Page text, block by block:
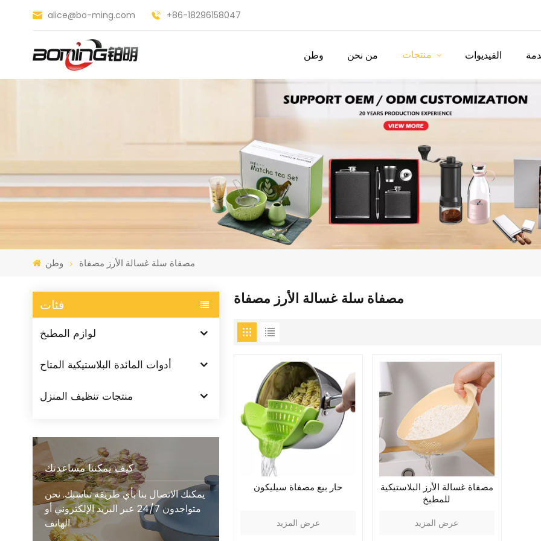
alice@bo-ming.com +86-18296158047
وطن من نحن الفيديوات
وطن مصفاة سلة غسالة الأرز مصفاة
فئات
لوازم المطبخ
أدوات المائدة البلاستيكية المتاح
منتجات تنظيف المنزل
كيف يمكننا مساعدتك
يمكنك الاتصال بنا بأي طريقة تناسبك. نحن
متواجدون 24/7 عبر البريد الإلكتروني أو
الهاتف.
مصفاة سلة غسالة الأرز مصفاة
حار بيع مصفاة سيليكون
عرض المزيد
مصفاة غسالة الأرز البلاستيكية
للمطبخ
عرض المزيد